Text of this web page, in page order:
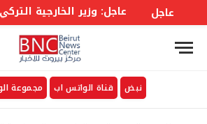
عاجل
نبض قناة الواتس اب مجموعة